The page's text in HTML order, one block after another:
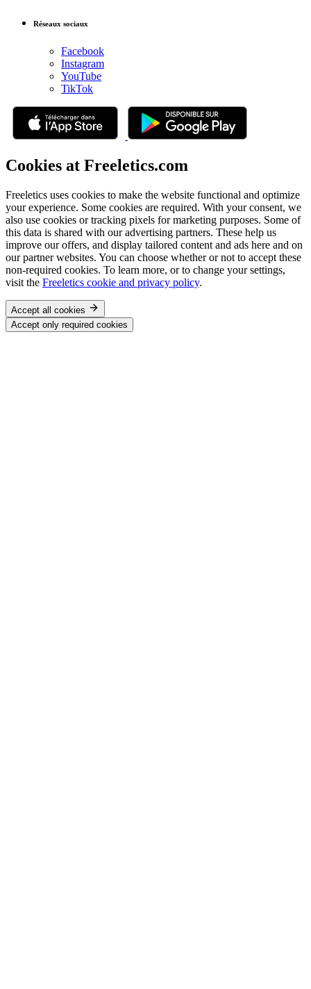
Réseaux sociaux
Facebook
Instagram
YouTube
TikTok
Cookies at Freeletics.com
Freeletics uses cookies to make the website functional and optimize
your experience. Some cookies are required. With your consent, we
also use cookies or tracking pixels for marketing purposes. Some of
this data is shared with our advertising partners. These help us
improve our offers, and display tailored content and ads here and on
our partner websites. You can choose whether or not to accept these
non-required cookies. To learn more, or to change your settings,
visit the Freeletics cookie and privacy policy.
Accept all cookies
Accept only required cookies